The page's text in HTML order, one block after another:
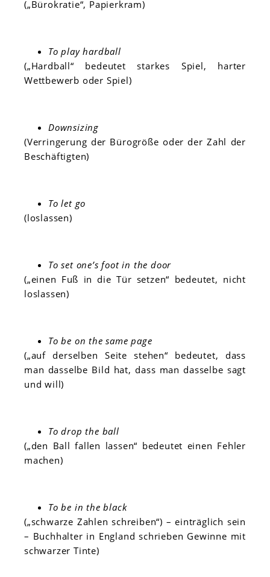
(„Bürokratie“, Papierkram)
To play hardball
(„Hardball“ bedeutet starkes Spiel, harter
Wettbewerb oder Spiel)
Downsizing
(Verringerung der Bürogröße oder der Zahl der
Beschäftigten)
To let go
(loslassen)
To set one’s foot in the door
(„einen Fuß in die Tür setzen“ bedeutet, nicht
loslassen)
To be on the same page
(„auf derselben Seite stehen“ bedeutet, dass
man dasselbe Bild hat, dass man dasselbe sagt
und will)
To drop the ball
(„den Ball fallen lassen“ bedeutet einen Fehler
machen)
To be in the black
(„schwarze Zahlen schreiben“) – einträglich sein
– Buchhalter in England schrieben Gewinne mit
schwarzer Tinte)